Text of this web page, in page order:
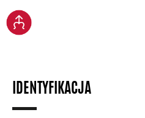
IDENTYFIKACJA